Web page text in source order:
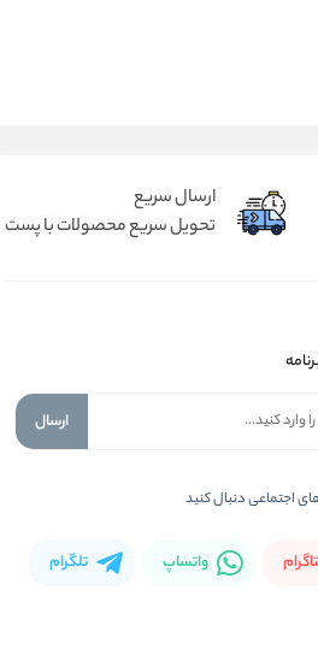
ارسال سریع
تحویل سریع محصولات با پست
ارسال
اجتماعی دنبال کنید
واتساپ تلگرام